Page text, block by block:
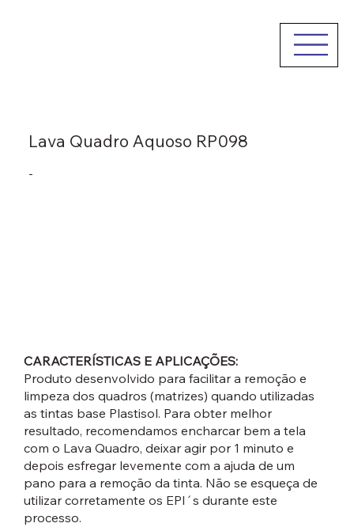
Lava Quadro Aquoso RP098
-
CARACTERÍSTICAS E APLICAÇÕES:
Produto desenvolvido para facilitar a remoção e
limpeza dos quadros (matrizes) quando utilizadas
as tintas base Plastisol. Para obter melhor
resultado, recomendamos encharcar bem a tela
com o Lava Quadro, deixar agir por 1 minuto e
depois esfregar levemente com a ajuda de um
pano para a remoção da tinta. Não se esqueça de
utilizar corretamente os EPI´s durante este
processo.